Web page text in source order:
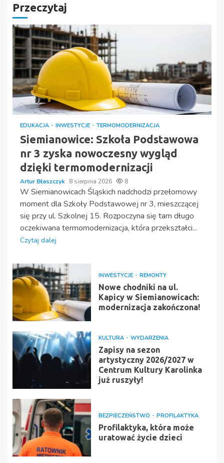
Przeczytaj
EDUKACJA INWESTYCJE TERMOMODERNIZACJA
Siemianowice: Szkoła Podstawowa
nr 3 zyska nowoczesny wygląd
dzięki termomodernizacji
Artur Błaszczyk 8 sierpnia 2026 8
W Siemianowicach Śląskich nadchodzi przełomowy
moment dla Szkoły Podstawowej nr 3, mieszczącej
się przy ul. Szkolnej 15. Rozpoczyna się tam długo
oczekiwana termomodernizacja, która przekształci...
Czytaj dalej
INWESTYCJE REMONTY
Nowe chodniki na ul.
Kapicy w Siemianowicach:
modernizacja zakończona!
KULTURA WYDARZENIA
Zapisy na sezon
artystyczny 2026/2027 w
Centrum Kultury Karolinka
już ruszyły!
BEZPIECZEŃSTWO PROFILAKTYKA
Profilaktyka, która może
uratować życie dzieci